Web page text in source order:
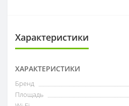
Характеристики
ХАРАКТЕРИСТИКИ
Бренд
Площадь